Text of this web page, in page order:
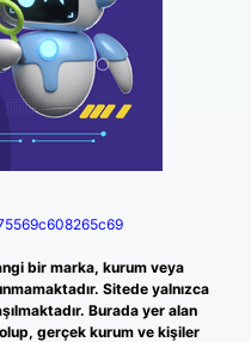
bir marka, kurum veya
Sitede yalnızca
Burada yer alan
gerçek kurum ve kişiler